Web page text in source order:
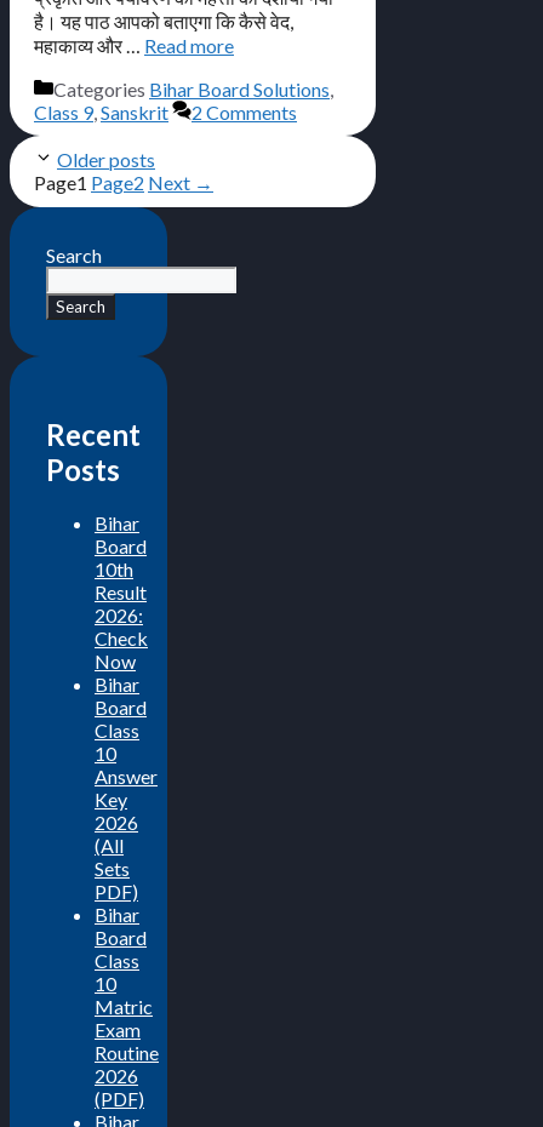
है। यह पाठ आपको बताएगा कि कैसे वेद,
महाकाव्य और … Read more
Categories Bihar Board Solutions,
Class 9,Sanskrit 2 Comments
Older posts
Page1 Page2 Next →
Search
Search
Recent
Posts
Bihar
Board
10th
Result
2026:
Check
Now
Bihar
Board
Class
10
Answer
Key
2026
(All
Sets
PDF)
Bihar
Board
Class
10
Matric
Exam
Routine
2026
(PDF)
Bihar